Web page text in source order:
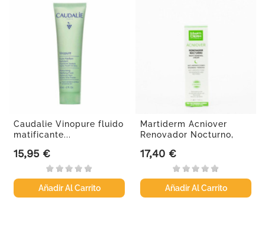
Caudalie Vinopure fluido
matificante...
Precio
15,95 €
Añadir Al Carrito
Martiderm Acniover
Renovador Nocturno,
Precio
17,40 €
Añadir Al Carrito